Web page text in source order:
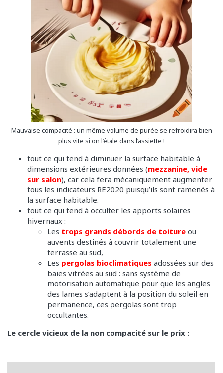
Mauvaise compacité : un même volume de purée se refroidira bien
plus vite si on l’étale dans l’assiette !
tout ce qui tend à diminuer la surface habitable à
dimensions extérieures données (mezzanine, vide
sur salon), car cela fera mécaniquement augmenter
tous les indicateurs RE2020 puisqu’ils sont ramenés à
la surface habitable.
tout ce qui tend à occulter les apports solaires
hivernaux :
Les trops grands débords de toiture ou
auvents destinés à couvrir totalement une
terrasse au sud,
Les pergolas bioclimatiques adossées sur des
baies vitrées au sud : sans système de
motorisation automatique pour que les angles
des lames s’adaptent à la position du soleil en
permanence, ces pergolas sont trop
occultantes.
Le cercle vicieux de la non compacité sur le prix :